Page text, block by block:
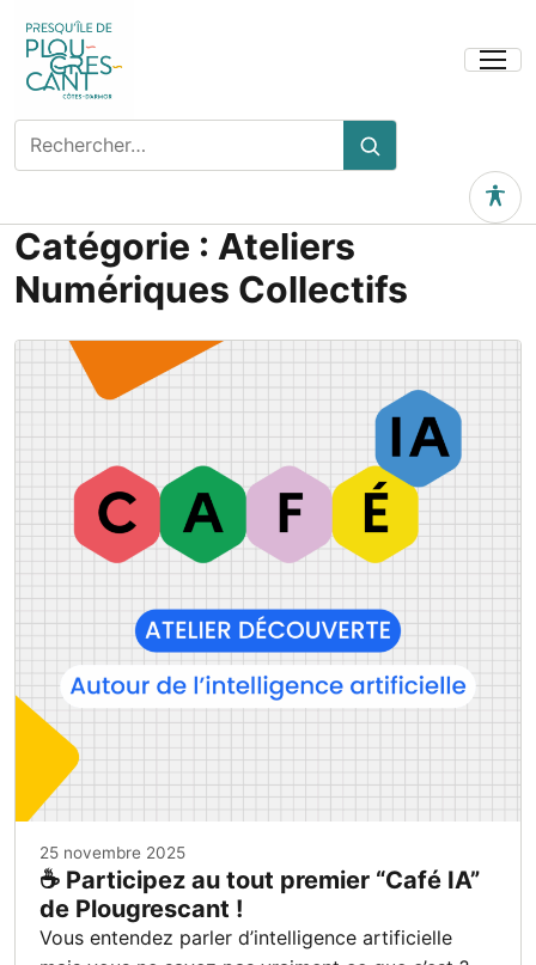
Ouvrir
Rechercher
sur
site
Rechercher
Outils
Catégorie : Ateliers
Numériques Collectifs
25 novembre 2025
☕ Participez au tout premier “Café IA”
de Plougrescant !
Vous entendez parler d’intelligence artificielle